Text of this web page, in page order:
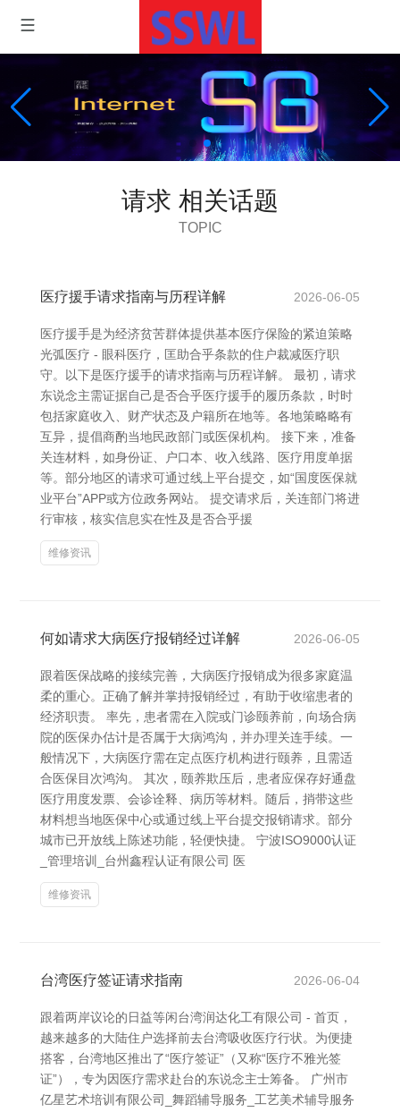
请求 相关话题
TOPIC
医疗援手请求指南与历程详解 2026-06-05
医疗援手是为经济贫苦群体提供基本医疗保险的紧迫策略
光弧医疗 - 眼科医疗，匡助合乎条款的住户裁减医疗职
守。以下是医疗援手的请求指南与历程详解。 最初，请求
东说念主需证据自己是否合乎医疗援手的履历条款，时时
包括家庭收入、财产状态及户籍所在地等。各地策略略有
互异，提倡商酌当地民政部门或医保机构。 接下来，准备
关连材料，如身份证、户口本、收入线路、医疗用度单据
等。部分地区的请求可通过线上平台提交，如“国度医保就
业平台”APP或方位政务网站。 提交请求后，关连部门将进
行审核，核实信息实在性及是否合乎援
维修资讯
何如请求大病医疗报销经过详解 2026-06-05
跟着医保战略的接续完善，大病医疗报销成为很多家庭温
柔的重心。正确了解并掌持报销经过，有助于收缩患者的
经济职责。 率先，患者需在入院或门诊颐养前，向场合病
院的医保办估计是否属于大病鸿沟，并办理关连手续。一
般情况下，大病医疗需在定点医疗机构进行颐养，且需适
合医保目次鸿沟。 其次，颐养欺压后，患者应保存好通盘
医疗用度发票、会诊诠释、病历等材料。随后，捎带这些
材料想当地医保中心或通过线上平台提交报销请求。部分
城市已开放线上陈述功能，轻便快捷。 宁波ISO9000认证
_管理培训_台州鑫程认证有限公司 医
维修资讯
台湾医疗签证请求指南 2026-06-04
跟着两岸议论的日益等闲台湾润达化工有限公司 - 首页，
越来越多的大陆住户选择前去台湾吸收医疗行状。为便捷
搭客，台湾地区推出了“医疗签证”（又称“医疗不雅光签
证”），专为因医疗需求赴台的东说念主士筹备。 广州市
亿星艺术培训有限公司_舞蹈辅导服务_工艺美术辅导服务